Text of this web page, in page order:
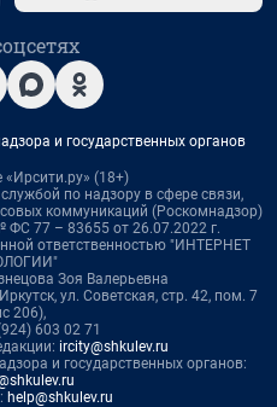
и государственных органов
«Ирсити.ру» (18+)
по надзору в сфере связи,
коммуникаций (Роскомнадзор)
77 – 83655 от 26.07.2022 г.
ответственностью "ИНТЕРНЕТ
Зоя Валерьевна
ул. Советская, стр. 42, пом. 7
206),
603 02 71
ircity@shkulev.ru
и государственных органов:
help@shkulev.ru